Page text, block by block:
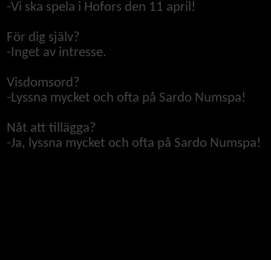
-Vi ska spela i Hofors den 11 april!
För dig själv?
-Inget av intresse.
Visdomsord?
-Lyssna mycket och ofta på Sardo Numspa!
Nåt att tillägga?
-Ja, lyssna mycket och ofta på Sardo Numspa!